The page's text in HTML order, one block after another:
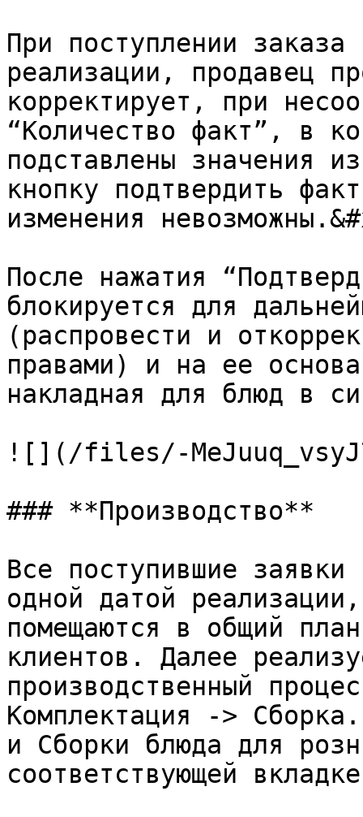
При поступлении
реализации, продавец
корректирует, при
“Количество факт”, в
подставлены значения
кнопку подтвердить
изменения
После нажатия
блокируется для
(распровести и
правами) и на ее
накладная для блюд в
![](/files/-
### **Производство**
Все поступившие
одной датой
помещаются в общий
клиентов. Далее
производственный
Комплектация ->
и Сборки блюда для
соответствующей